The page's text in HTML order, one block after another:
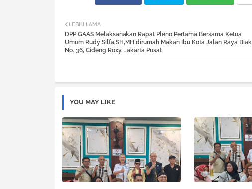
LEBIH LAMA
DPP GAAS Melaksanakan Rapat Pleno Pertama Bersama Ketua
Umum Rudy Silfa,SH,MH dirumah Makan Ibu Kota Jalan Raya Biak
No. 36, Cideng Roxy, Jakarta Pusat
YOU MAY LIKE